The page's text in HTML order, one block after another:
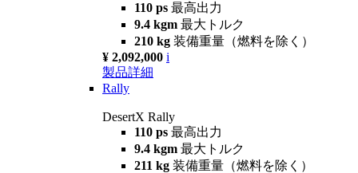
110 ps 最高出力
9.4 kgm 最大トルク
210 kg 装備重量（燃料を除く）
¥ 2,092,000 i
製品詳細
Rally
DesertX Rally
110 ps 最高出力
9.4 kgm 最大トルク
211 kg 装備重量（燃料を除く）